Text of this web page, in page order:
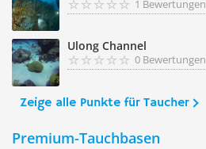
1 Bewertungen
Ulong Channel
0 Bewertungen
Zeige alle Punkte für Taucher
Premium-Tauchbasen